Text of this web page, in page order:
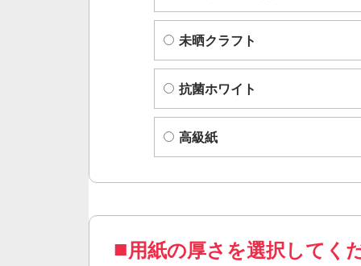
未晒クラフト
抗菌ホワイト
高級紙
用紙の厚さを選択してく